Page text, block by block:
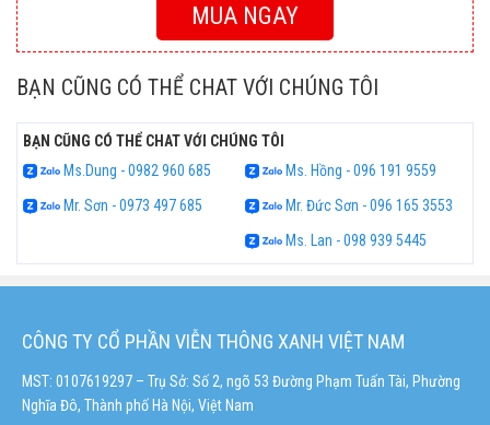
MUA NGAY
BẠN CŨNG CÓ THỂ CHAT VỚI CHÚNG TÔI
BẠN CŨNG CÓ THỂ CHAT VỚI CHÚNG TÔI
Ms.Dung - 0982 960 685
Ms. Hồng - 096 191 9559
Mr. Sơn - 0973 497 685
Mr. Đức Sơn - 096 165 3553
Ms. Lan - 098 939 5445
CÔNG TY CỔ PHẦN VIỄN THÔNG XANH VIỆT NAM
MST: 0107619297 – Trụ Sở: Số 2, ngõ 53 Đường Phạm Tuấn Tài, Phường
Nghĩa Đô, Thành phố Hà Nội, Việt Nam